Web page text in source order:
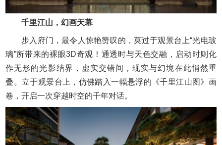
千里江山，幻画天幕
步入府门，最令人惊艳赞叹的，莫过于观景台上“光电玻
璃”所带来的裸眼3D奇观！通透时与天色交融，启动时则化
作无形的光影结界，虚实交错间，现实与幻境在此悄然重
叠。立于观景台上，仿佛踏入一幅悬浮的《千里江山图》画
卷，开启一次穿越时空的千年对话。